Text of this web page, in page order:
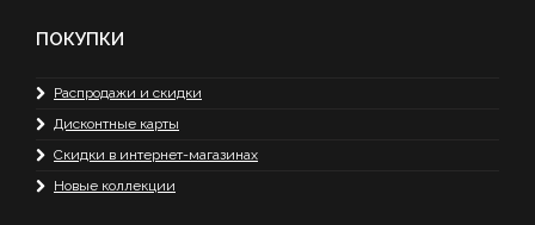
ПОКУПКИ
Распродажи и скидки
Дисконтные карты
Скидки в интернет-магазинах
Новые коллекции